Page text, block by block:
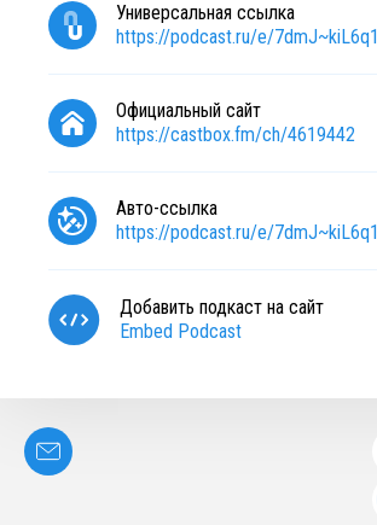
Универсальная ссылка
https://podcast.ru/e/7dmJ~kiL6q1
Официальный сайт
https://castbox.fm/ch/4619442
Авто-ссылка
https://podcast.ru/e/
Добавить подкаст на сайт
Embed Podcast